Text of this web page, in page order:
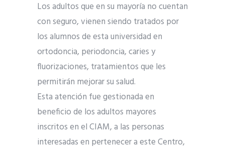
Los adultos que en su mayoría no cuentan
con seguro, vienen siendo tratados por
los alumnos de esta universidad en
ortodoncia, periodoncia, caries y
fluorizaciones, tratamientos que les
permitirán mejorar su salud.
Esta atención fue gestionada en
beneficio de los adultos mayores
inscritos en el CIAM, a las personas
interesadas en pertenecer a este Centro,